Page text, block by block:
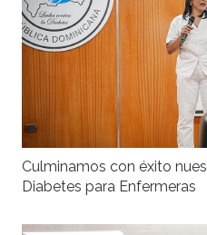
Culminamos con éxito
Diabetes para Enfermeras